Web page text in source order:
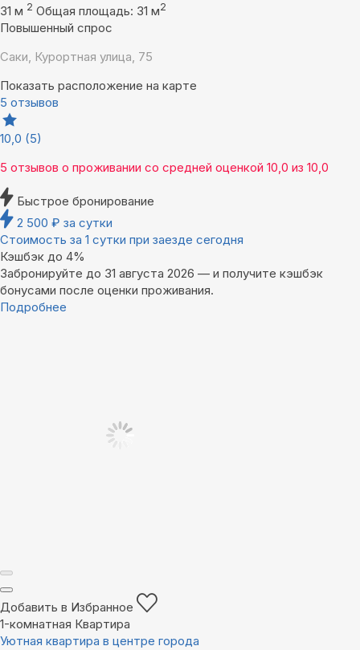
31 м 2 Общая площадь: 31 м2
Повышенный спрос
Саки, Курортная улица, 75
Показать расположение на карте
5 отзывов
10,0 (5)
5 отзывов о проживании со средней оценкой 10,0 из 10,0
Быстрое бронирование
2 500 ₽ за сутки
Стоимость за 1 сутки при заезде сегодня
Кэшбэк до 4%
Забронируйте до 31 августа 2026 — и получите кэшбэк
бонусами после оценки проживания.
Подробнее
Добавить в Избранное
1-комнатная Квартира
Уютная квартира в центре города